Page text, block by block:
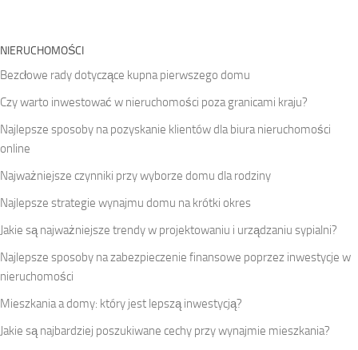
NIERUCHOMOŚCI
Bezcłowe rady dotyczące kupna pierwszego domu
Czy warto inwestować w nieruchomości poza granicami kraju?
Najlepsze sposoby na pozyskanie klientów dla biura nieruchomości
online
Najważniejsze czynniki przy wyborze domu dla rodziny
Najlepsze strategie wynajmu domu na krótki okres
Jakie są najważniejsze trendy w projektowaniu i urządzaniu sypialni?
Najlepsze sposoby na zabezpieczenie finansowe poprzez inwestycje w
nieruchomości
Mieszkania a domy: który jest lepszą inwestycją?
Jakie są najbardziej poszukiwane cechy przy wynajmie mieszkania?